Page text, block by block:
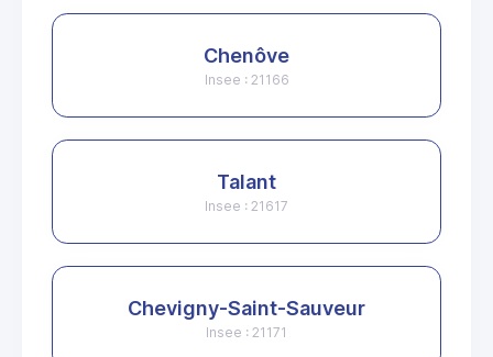
Chenôve
Insee : 21166
Talant
Insee : 21617
Chevigny-Saint-Sauveur
Insee : 21171